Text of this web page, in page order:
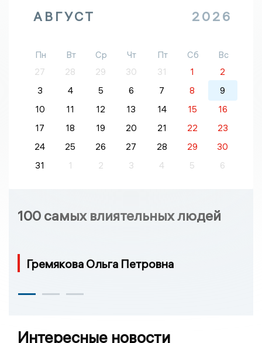
АВГУСТ 2026
Пн Вт Ср Чт Пт Сб
Вс
27
28 29 30 31 1
2
3
4 5 6 7 8
9
10
11 12 13 14 15
16
17
18 19 20 21 22
23
24
25 26 27 28 29
30
31
1 2 3 4 5 6
100 самых влиятельных людей
Гремякова Ольга Петровна
Интересные новости